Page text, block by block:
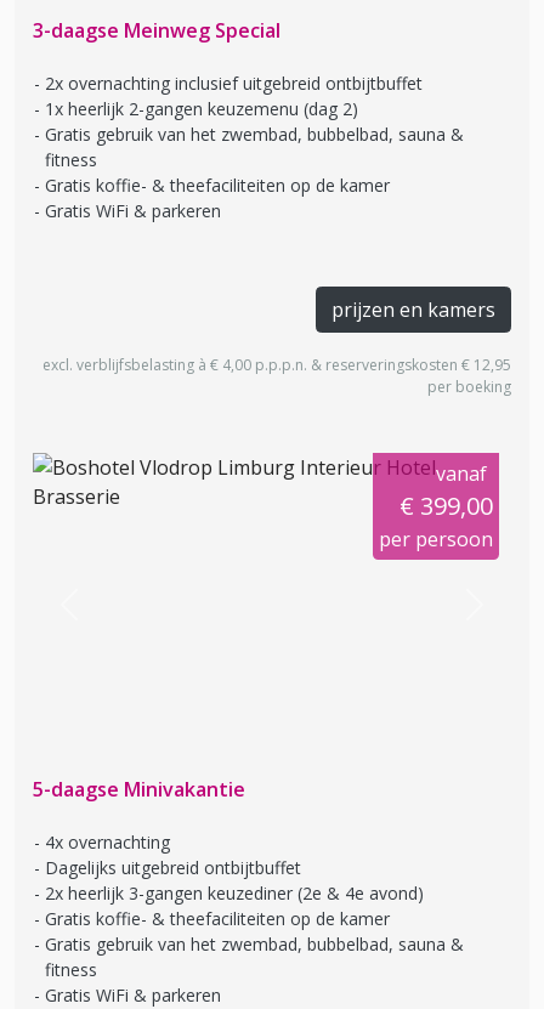
3-daagse Meinweg Special
2x overnachting inclusief uitgebreid ontbijtbuffet
1x heerlijk 2-gangen keuzemenu (dag 2)
Gratis gebruik van het zwembad, bubbelbad, sauna &
fitness
Gratis koffie- & theefaciliteiten op de kamer
Gratis WiFi & parkeren
prijzen en kamers
excl. verblijfsbelasting à € 4,00 p.p.p.n. & reserveringskosten € 12,95
per boeking
vanaf
€ 399,00
per persoon
5-daagse Minivakantie
4x overnachting
Dagelijks uitgebreid ontbijtbuffet
2x heerlijk 3-gangen keuzediner (2e & 4e avond)
Gratis koffie- & theefaciliteiten op de kamer
Gratis gebruik van het zwembad, bubbelbad, sauna &
fitness
Gratis WiFi & parkeren